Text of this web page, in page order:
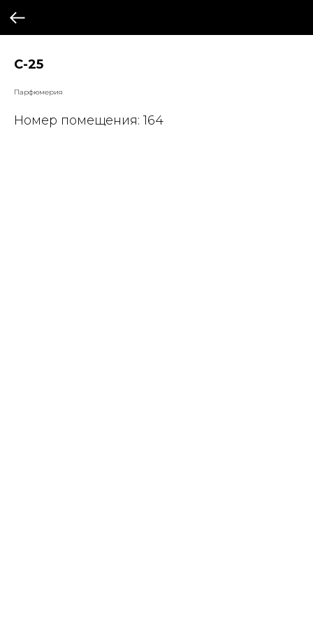
С-25
Парфюмерия
Номер помещения: 164